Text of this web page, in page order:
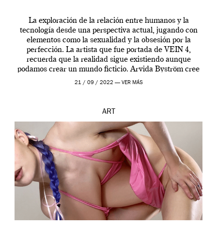
La exploración de la relación entre humanos y la
tecnología desde una perspectiva actual, jugando con
elementos como la sexualidad y la obsesión por la
perfección. La artista que fue portada de VEIN 4,
recuerda que la realidad sigue existiendo aunque
podamos crear un mundo ficticio. Arvida Byström cree
que los humanos tienen un complejo […]
21 / 09 / 2022 — VER MÁS
ART